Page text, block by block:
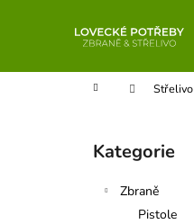
Domů Střelivo
Přeskočit
kategorie
Kategorie
Zbraně
Pistole
í
Zpět
do
Zpět
do